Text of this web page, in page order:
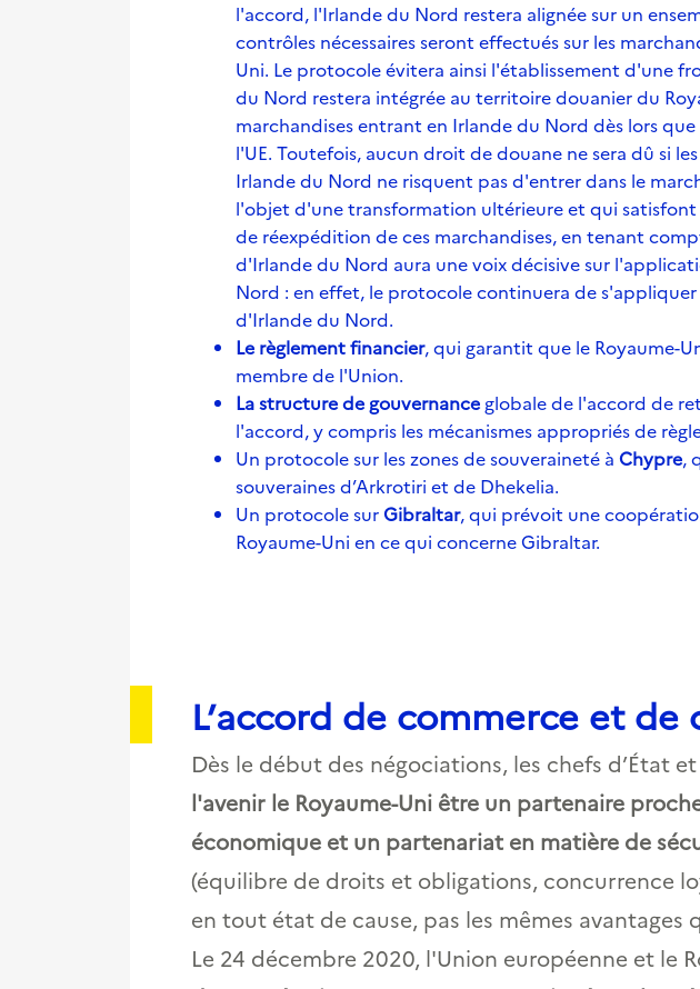
l'accord, l'Irlande du Nord restera alignée sur un
contrôles nécessaires seront effectués sur les
Uni. Le protocole évitera ainsi l'établissement d'une
du Nord restera intégrée au territoire douanier du
marchandises entrant en Irlande du Nord dès lors
l'UE. Toutefois, aucun droit de douane ne sera dû si
Irlande du Nord ne risquent pas d'entrer dans le
l'objet d'une transformation ultérieure et qui
de réexpédition de ces marchandises, en tenant
d'Irlande du Nord aura une voix décisive sur
Nord : en effet, le protocole continuera de
d'Irlande du Nord.
Le règlement financier, qui garantit que le Royaume-
membre de l'Union.
La structure de gouvernance globale de l'accord de
l'accord, y compris les mécanismes appropriés de
Un protocole sur les zones de souveraineté à Chypre,
souveraines d’Arkrotiri et de Dhekelia.
Un protocole surGibraltar, qui prévoit une
Royaume-Uni en ce qui concerne Gibraltar.
L’accord de commerce et
Dès le début des négociations, les chefs d’État
l'avenir le Royaume-Uni être un partenaire
économique et un partenariat en matière de
(équilibre de droits et obligations, concurrence
en tout état de cause, pas les mêmes
Le 24 décembre 2020, l'Union européenne et le